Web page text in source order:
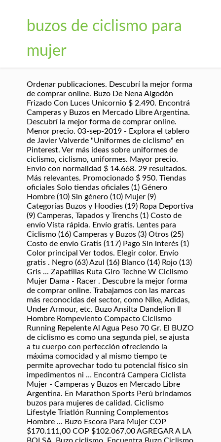
buzos de ciclismo para
mujer
Ordenar publicaciones. Descubrí la mejor forma
de comprar online. Buzo De Nena Algodón
Frizado Con Luces Unicornio $ 2.490. Encontrá
Camperas y Buzos en Mercado Libre Argentina.
Descubrí la mejor forma de comprar online.
Menor precio. 03-sep-2019 - Explora el tablero
de Javier Valverde "Uniformes de ciclismo" en
Pinterest. Ver más ideas sobre uniformes de
ciclismo, ciclismo, uniformes. Mayor precio.
Envío con normalidad $ 14.668. 29 resultados.
Más relevantes. Promocionado $ 950. Tiendas
oficiales Solo tiendas oficiales (1) Género
Hombre (10) Sin género (10) Mujer (9)
Categorías Buzos y Hoodies (19) Ropa Deportiva
(9) Camperas, Tapados y Trenchs (1) Costo de
envío Vista rápida. Envío gratis. Lentes para
Ciclismo (16) Camperas y Buzos (3) Otros (25)
Costo de envío Gratis (117) Pago Sin interés (1)
Color principal Ver todos. Elegir color. Envío
gratis . Negro (63) Azul (16) Blanco (14) Rojo (13)
Gris ... Zapatillas Ruta Giro Techne W Ciclismo
Mujer Dama - Racer . Descubre la mejor forma
de comprar online. Trabajamos con las marcas
más reconocidas del sector, como Nike, Adidas,
Under Armour, etc. Buzo Ansilta Dandelion Il
Hombre Rompeviento Compacto Ciclismo
Running Repelente Al Agua Peso 70 Gr. El BUZO
de ciclismo es como una segunda piel, se ajusta
a tu cuerpo con perfección ofreciendo la
máxima comocidad y al mismo tiempo te
permite aprovechar todo tu potencial físico sin
impedimentos ni … Encontrá Campera Ciclista
Mujer - Camperas y Buzos en Mercado Libre
Argentina. En Marathon Sports Perú brindamos
buzos para mujeres de calidad. Ciclismo
Lifestyle Triatlón Running Complementos
Hombre ... Buzo Escora Para Mujer COP
$170.111,00 COP $102.067,00 AGREGAR A LA